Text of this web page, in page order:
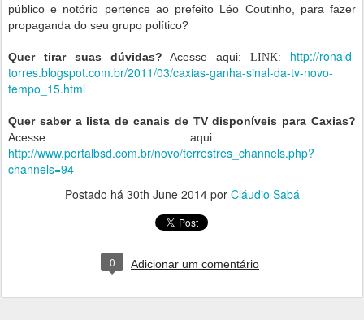
público e notório pertence ao prefeito Léo Coutinho, para fazer
propaganda do seu grupo político?
Quer tirar suas dúvidas? Acesse aqui:LINK: http://ronald-
torres.blogspot.com.br/2011/03/caxias-ganha-sinal-da-tv-novo-
tempo_15.html
Quer saber a lista de canais de TV disponíveis para Caxias?
Acesse aqui:
http://www.portalbsd.com.br/novo/terrestres_channels.php?
channels=94
Postado há 30th June 2014por Cláudio Sabá
0 Adicionar um comentário